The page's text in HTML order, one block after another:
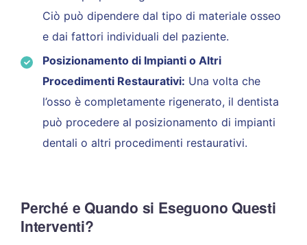
Ciò può dipendere dal tipo di materiale osseo
e dai fattori individuali del paziente.
Posizionamento di Impianti o Altri
Procedimenti Restaurativi: Una volta che
l’osso è completamente rigenerato, il dentista
può procedere al posizionamento di impianti
dentali o altri procedimenti restaurativi.
Perché e Quando si Eseguono Questi
Interventi?